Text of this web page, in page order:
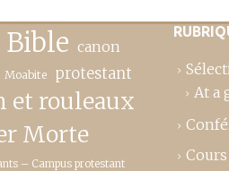
Bible canon
Moabite protestant
et rouleaux
Morte
– Campus protestant
At a